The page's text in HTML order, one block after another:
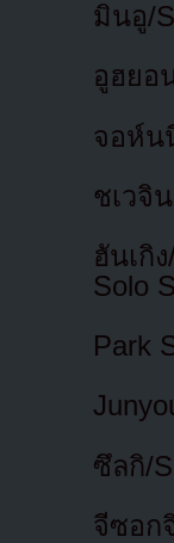
มินอู/
อูฮยอ
จอห์น
ชเวจิ
ฮันเกิ
Solo
Park
ซึลกิ/
จีซอก